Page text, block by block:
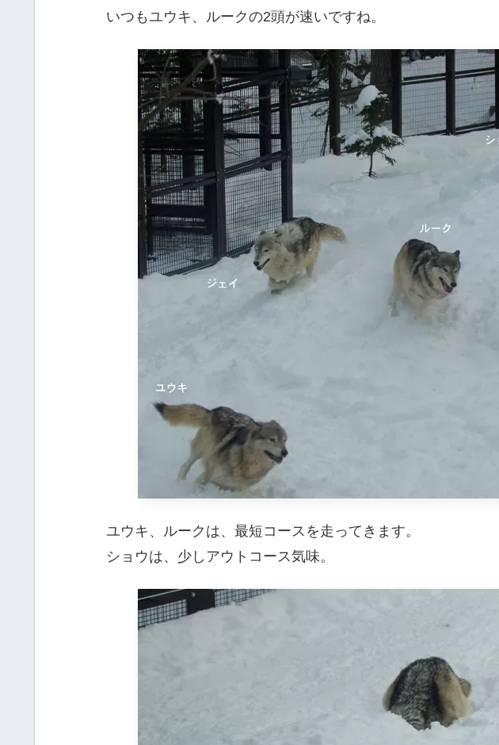
いつもユウキ、ルークの2頭が速いですね。
ユウキ、ルークは、最短コースを走ってきます。
ショウは、少しアウトコース気味。